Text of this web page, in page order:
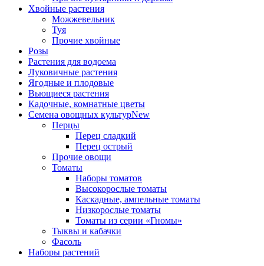
Хвойные растения
Можжевельник
Туя
Прочие хвойные
Розы
Растения для водоема
Луковичные растения
Ягодные и плодовые
Вьющиеся растения
Кадочные, комнатные цветы
Семена овощных культурNew
Перцы
Перец сладкий
Перец острый
Прочие овощи
Томаты
Наборы томатов
Высокорослые томаты
Каскадные, ампельные томаты
Низкорослые томаты
Томаты из серии «Гномы»
Тыквы и кабачки
Фасоль
Наборы растений